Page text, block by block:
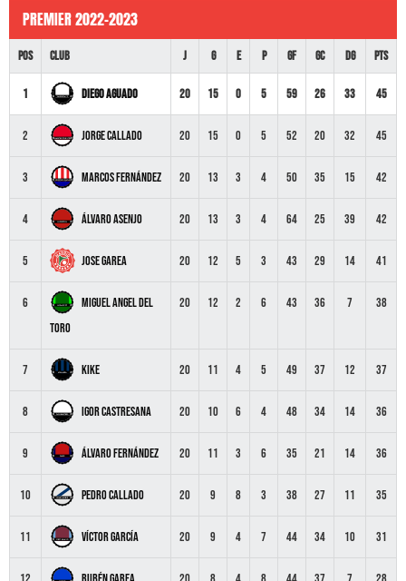
PREMIER 2022-2023
Pos Club J G E P GF GC DG Pts
1 Diego Aguado 20 15 0 5 59 26 33 45
2 Jorge Callado 20 15 0 5 52 20 32 45
3 Marcos Fernández 20 13 3 4 50 35 15 42
4 Álvaro Asenjo 20 13 3 4 64 25 39 42
5 Jose Garea 20 12 5 3 43 29 14 41
6
Miguel Angel Del
Toro
20 12 2 6 43 36 7 38
7 Kike 20 11 4 5 49 37 12 37
8 Igor Castresana 20 10 6 4 48 34 14 36
9 Álvaro Fernández 20 11 3 6 35 21 14 36
10 Pedro Callado 20 9 8 3 38 27 11 35
11 Víctor García 20 9 4 7 44 34 10 31